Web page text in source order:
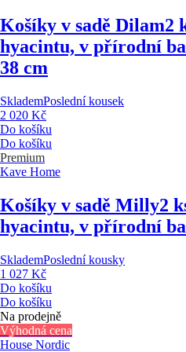
Košíky v sadě Dilam2
hyacintu, v přírodní
38 cm
SklademPoslední kousek
2 020 Kč
Do košíku
Do košíku
Premium
Kave Home
Košíky v sadě Milly2
hyacintu, v přírodní
SklademPoslední kousky
1 027 Kč
Do košíku
Do košíku
Na prodejně
Výhodná cena
House Nordic